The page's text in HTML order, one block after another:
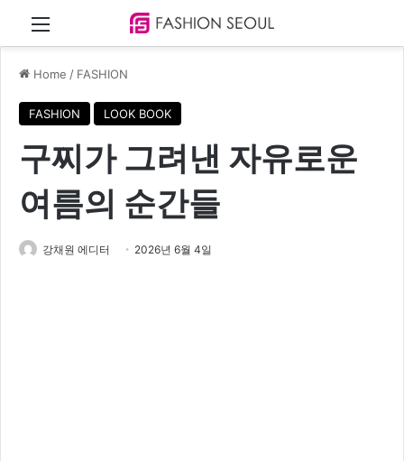
Menu
Home / FASHION
FASHION LOOK BOOK
구찌가 그려낸 자유로운
여름의 순간들
강채원 에디터 2026년 6월 4일